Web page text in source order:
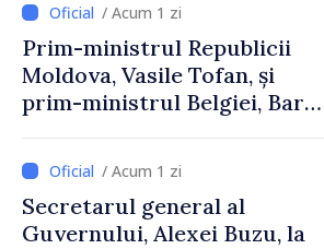
/ Acum 1 zi
Prim-ministrul Republicii
Moldova, Vasile Tofan, și
prim-ministrul Belgiei, Bart
despre parcursul european
al Republicii Moldova.
/ Acum 1 zi
Secretarul general al
Guvernului, Alexei Buzu, la